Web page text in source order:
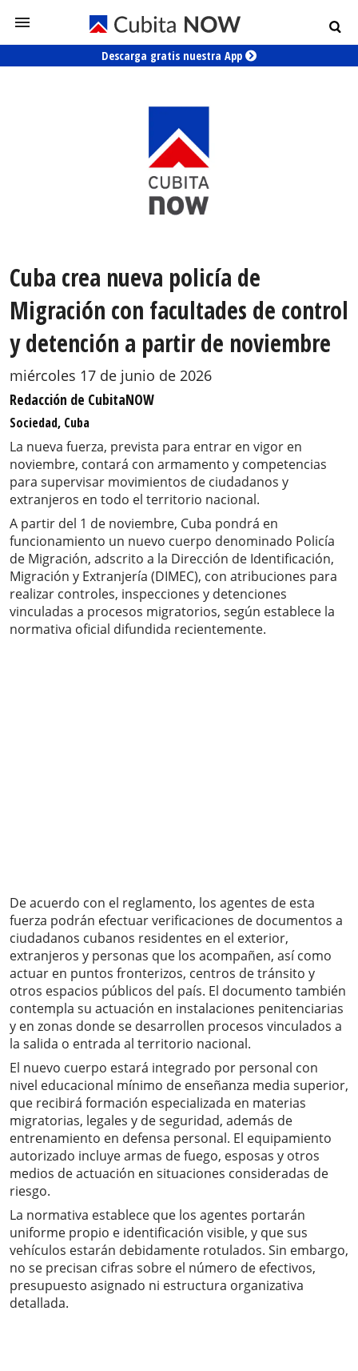
Descarga gratis nuestra App
Cuba crea nueva policía de
Migración con facultades de control
y detención a partir de noviembre
miércoles 17 de junio de 2026
Redacción de CubitaNOW
Sociedad, Cuba
La nueva fuerza, prevista para entrar en vigor en
noviembre, contará con armamento y competencias
para supervisar movimientos de ciudadanos y
extranjeros en todo el territorio nacional.
A partir del 1 de noviembre, Cuba pondrá en
funcionamiento un nuevo cuerpo denominado Policía
de Migración, adscrito a la Dirección de Identificación,
Migración y Extranjería (DIMEC), con atribuciones para
realizar controles, inspecciones y detenciones
vinculadas a procesos migratorios, según establece la
normativa oficial difundida recientemente.
De acuerdo con el reglamento, los agentes de esta
fuerza podrán efectuar verificaciones de documentos a
ciudadanos cubanos residentes en el exterior,
extranjeros y personas que los acompañen, así como
actuar en puntos fronterizos, centros de tránsito y
otros espacios públicos del país. El documento también
contempla su actuación en instalaciones penitenciarias
y en zonas donde se desarrollen procesos vinculados a
la salida o entrada al territorio nacional.
El nuevo cuerpo estará integrado por personal con
nivel educacional mínimo de enseñanza media superior,
que recibirá formación especializada en materias
migratorias, legales y de seguridad, además de
entrenamiento en defensa personal. El equipamiento
autorizado incluye armas de fuego, esposas y otros
medios de actuación en situaciones consideradas de
riesgo.
La normativa establece que los agentes portarán
uniforme propio e identificación visible, y que sus
vehículos estarán debidamente rotulados. Sin embargo,
no se precisan cifras sobre el número de efectivos,
presupuesto asignado ni estructura organizativa
detallada.